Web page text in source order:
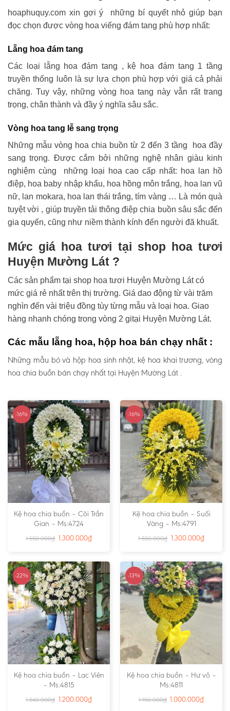
hoaphuquy.com xin gợi ý những bí quyết nhỏ giúp bạn
đọc chọn được vòng hoa viếng đám tang phù hợp nhất:
Lẵng hoa đám tang
Các loại lẵng hoa đám tang , kệ hoa đám tang 1 tầng
truyền thống luôn là sự lựa chọn phù hợp với giá cả phải
chăng. Tuy vậy, những vòng hoa tang này vẫn rất trang
trọng, chân thành và đầy ý nghĩa sâu sắc.
Vòng hoa tang lễ sang trọng
Những mẫu vòng hoa chia buồn từ 2 đến 3 tầng hoa đầy
sang trọng. Được cắm bởi những nghệ nhân giàu kinh
nghiệm cùng những loại hoa cao cấp nhất: hoa lan hồ
điệp, hoa baby nhập khẩu, hoa hồng môn trắng, hoa lan vũ
nữ, lan mokara, hoa lan thái trắng, tím vàng … Là món quà
tuyệt vời , giúp truyền tải thông điệp chia buồn sâu sắc đến
gia quyến, cũng như niềm thành kính đến người đã khuất.
Mức giá hoa tươi tại shop hoa tươi
Huyện Mường Lát ?
Các sản phẩm tại shop hoa tươi Huyện Mường Lát có
mức giá rẻ nhất trên thị trường. Giá dao động từ vài trăm
nghìn đến vài triệu đồng tùy từng mẫu và loại hoa. Giao
hàng nhanh chóng trong vòng 2 gitại Huyện Mường Lát.
Các mẫu lẵng hoa, hộp hoa bán chạy nhất :
Những mẫu bó và hộp hoa sinh nhật, kệ hoa khai trương, vòng
hoa chia buồn bán chạy nhất tại Huyện Mường Lát .
-16%
Kệ hoa chia buồn – Cõi Trần
Gian – Ms:4724
1.550.000₫ 1.300.000₫
-16%
Kệ hoa chia buồn – Suối
Vàng – Ms:4791
1.550.000₫ 1.300.000₫
-22%
Kệ hoa chia buồn – Lạc Viên
– Ms:4815
1.540.000₫ 1.200.000₫
-13%
Kệ hoa chia buồn – Hư vô –
Ms:4811
1.150.000₫ 1.000.000₫